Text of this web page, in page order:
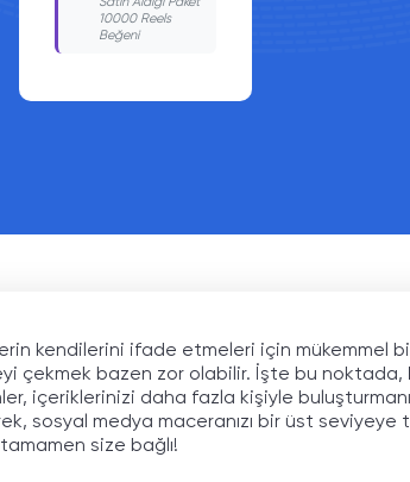
7500 Reels
Beğeni
kendilerini ifade etmeleri için mükemmel
çekmek bazen zor olabilir. İşte bu noktada,
içeriklerinizi daha fazla kişiyle
sosyal medya maceranızı bir üst
size bağlı!